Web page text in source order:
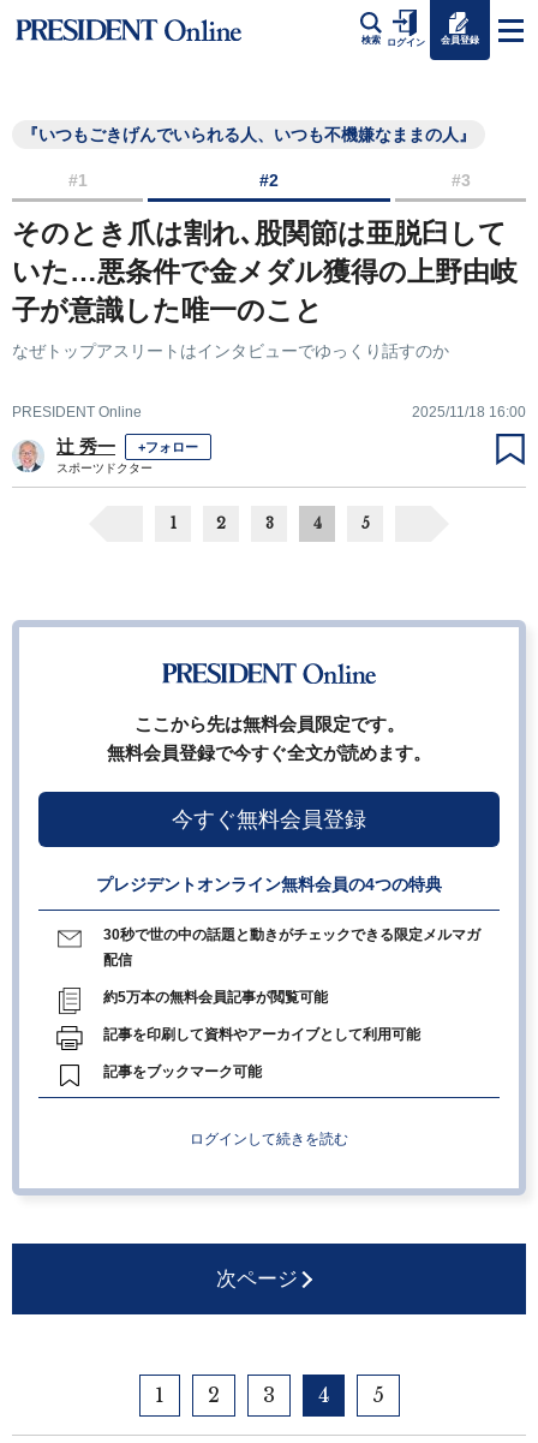
検索 ログイン 会員登録
『いつもごきげんでいられる人、いつも不機嫌なままの人』
#1 #2 #3
そのとき爪は割れ､股関節は亜脱臼して
いた…悪条件で金メダル獲得の上野由岐
子が意識した唯一のこと
なぜトップアスリートはインタビューでゆっくり話すのか
PRESIDENT Online 2025/11/18 16:00
辻 秀一 +フォロー
スポーツドクター
1 2 3 4 5
ここから先は無料会員限定です。
無料会員登録で今すぐ全文が読めます。
今すぐ無料会員登録
プレジデントオンライン無料会員の4つの特典
30秒で世の中の話題と動きがチェックできる限定メルマガ
配信
約5万本の無料会員記事が閲覧可能
記事を印刷して資料やアーカイブとして利用可能
記事をブックマーク可能
ログインして続きを読む
次ページ
1 2 3 4 5